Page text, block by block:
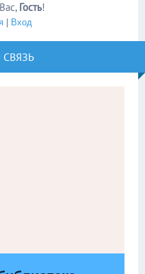
, Гость!
| Вход
СВЯЗЬ